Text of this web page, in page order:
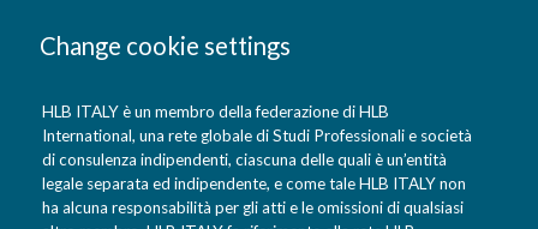
Change cookie settings
HLB ITALY è un membro della federazione di HLB
International, una rete globale di Studi Professionali e società
di consulenza indipendenti, ciascuna delle quali è un’entità
legale separata ed indipendente, e come tale HLB ITALY non
ha alcuna responsabilità per gli atti e le omissioni di qualsiasi